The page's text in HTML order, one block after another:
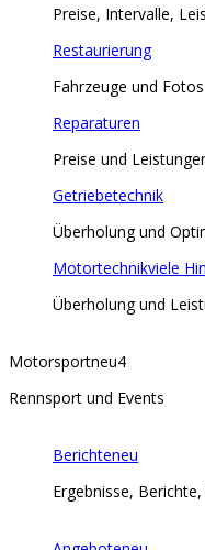
Preise, Intervalle,
Restaurierung
Fahrzeuge und Fotos
Reparaturen
Preise und
Getriebetechnik
Überholung und
Motortechnikviele
Überholung und
Motorsportneu4
Rennsport und Events
Berichteneu
Ergebnisse, Berichte,